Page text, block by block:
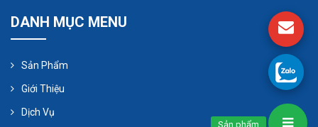
vào để cố định, rồi nối các đường ống dẫn khí
DANH MỤC MENU
Sản Phẩm
Giới Thiệu
Dịch Vụ
Sản phẩm